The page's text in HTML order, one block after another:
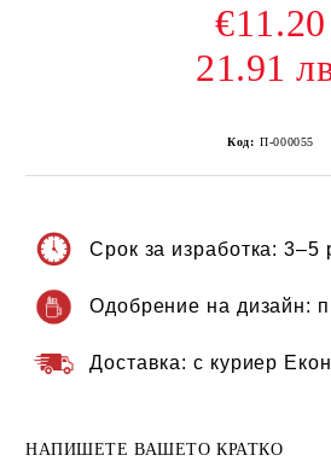
€11.20
21.91
Код: П-000055
Срок за изработка: 3–5
Одобрение на дизайн:
Доставка: с куриер
НАПИШЕТЕ ВАШЕТО КРАТКО